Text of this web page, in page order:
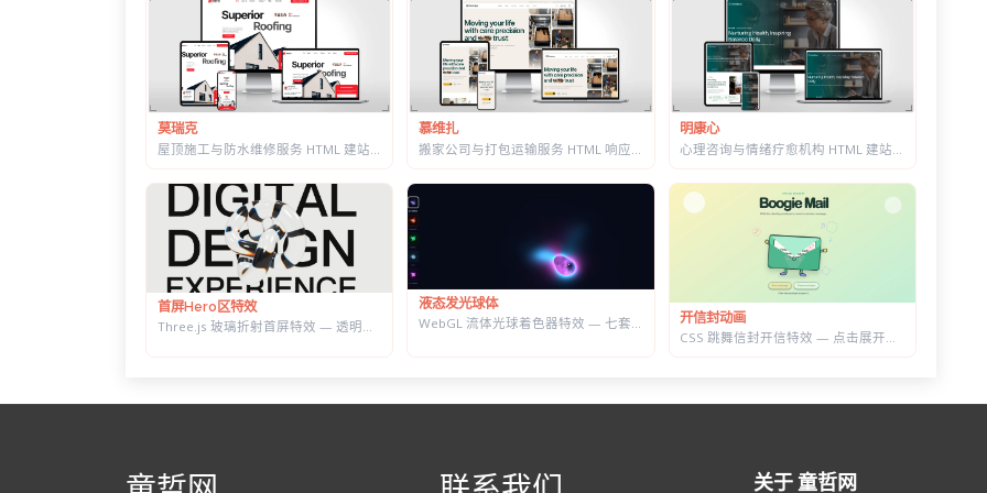
莫瑞克
慕维扎
明康心
首屏Hero区特效
Three.js 玻璃折射首屏特效 — 透明扭结体扭曲大标题，随鼠标转动
液态发光球体
WebGL 流体光球着色器特效 — 七套预设配色，参数实时可调的液态发光球
开信封动画
CSS 跳舞信封开信特效 — 点击展开随机祝福语，带纸屑动画
关于 童哲网